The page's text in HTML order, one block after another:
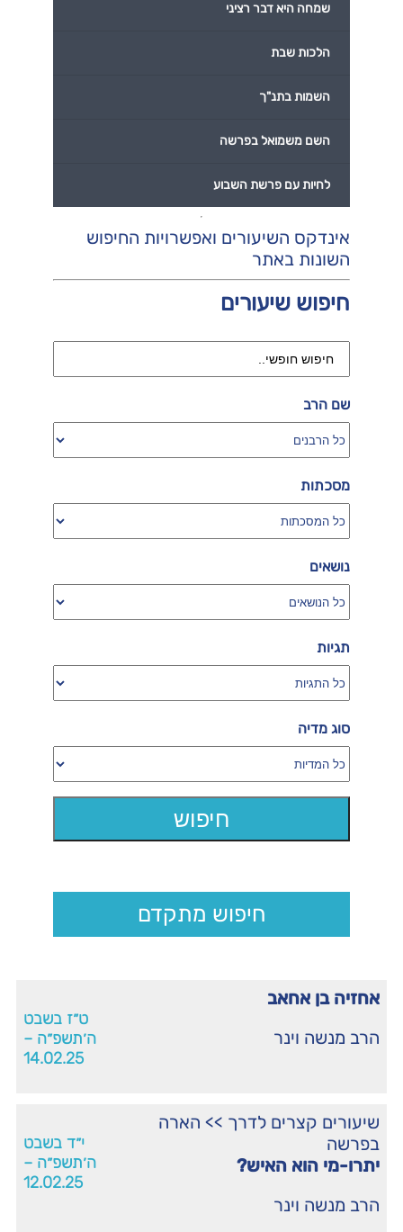
אחזיה בן אחאב
הרב מנשה וינר
ט״ז בשבט
ה׳תשפ״ה –
14.02.25
שיעורים קצרים לדרך >> הארה
בפרשה
יתרו-מי הוא האיש?
הרב מנשה וינר
י״ד בשבט
ה׳תשפ״ה –
12.02.25
אינדקס השיעורים ואפשרויות החיפוש
השונות באתר
חיפוש שיעורים
שם הרב
מסכתות
נושאים
תגיות
סוג מדיה
חיפוש מתקדם
שמחה היא דבר רציני
הלכות שבת
השמות בתנ"ך
השם משמואל בפרשה
לחיות עם פרשת השבוע